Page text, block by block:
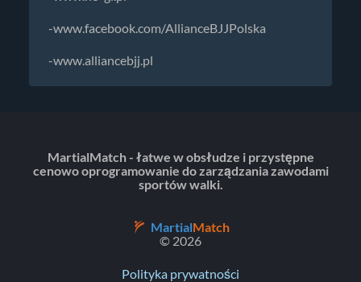
-www.facebook.com/AllianceBJJPolska
-www.alliancebjj.pl
MartialMatch - łatwe w obsłudze i przystępne
cenowo oprogramowanie do zarządzania zawodami
sportów walki.
MartialMatch
© 2026
Polityka prywatności